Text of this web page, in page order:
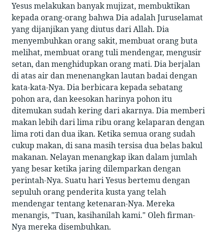
Yesus melakukan banyak mujizat, membuktikan
kepada orang-orang bahwa Dia adalah Juruselamat
yang dijanjikan yang diutus dari Allah. Dia
menyembuhkan orang sakit, membuat orang buta
melihat, membuat orang tuli mendengar, mengusir
setan, dan menghidupkan orang mati. Dia berjalan
di atas air dan menenangkan lautan badai dengan
kata-kata-Nya. Dia berbicara kepada sebatang
pohon ara, dan keesokan harinya pohon itu
ditemukan sudah kering dari akarnya. Dia memberi
makan lebih dari lima ribu orang kelaparan dengan
lima roti dan dua ikan. Ketika semua orang sudah
cukup makan, di sana masih tersisa dua belas bakul
makanan. Nelayan menangkap ikan dalam jumlah
yang besar ketika jaring dilemparkan dengan
perintah-Nya. Suatu hari Yesus bertemu dengan
sepuluh orang penderita kusta yang telah
mendengar tentang ketenaran-Nya. Mereka
menangis, "Tuan, kasihanilah kami." Oleh firman-
Nya mereka disembuhkan.